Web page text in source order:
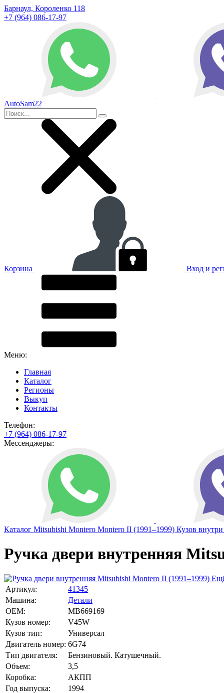
Барнаул, Короленко 118
+7 (964) 086-17-97
AutoSam22
Корзина Вход и
Меню:
Главная
Каталог
Регионы
Выкуп
Контакты
Телефон:
+7 (964) 086-17-97
Мессенджеры:
Каталог Mitsubishi Montero Montero II (1991–1999) Кузов внутри
Ручка двери внутренняя
Артикул:
41345
Машина:
Детали
OEM:
MB669169
Кузов номер:
V45W
Кузов тип:
Универсал
Двигатель номер: 6G74
Тип двигателя:
Бензиновый. Катушечный.
Объем:
3,5
Коробка:
АКПП
Год выпуска:
1994